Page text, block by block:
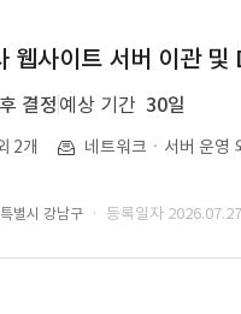
웹사이트 서버 이관 및
결정 예상 기간 30일
2개 네트워크ㆍ서버 운영
별시 강남구 · 등록일자